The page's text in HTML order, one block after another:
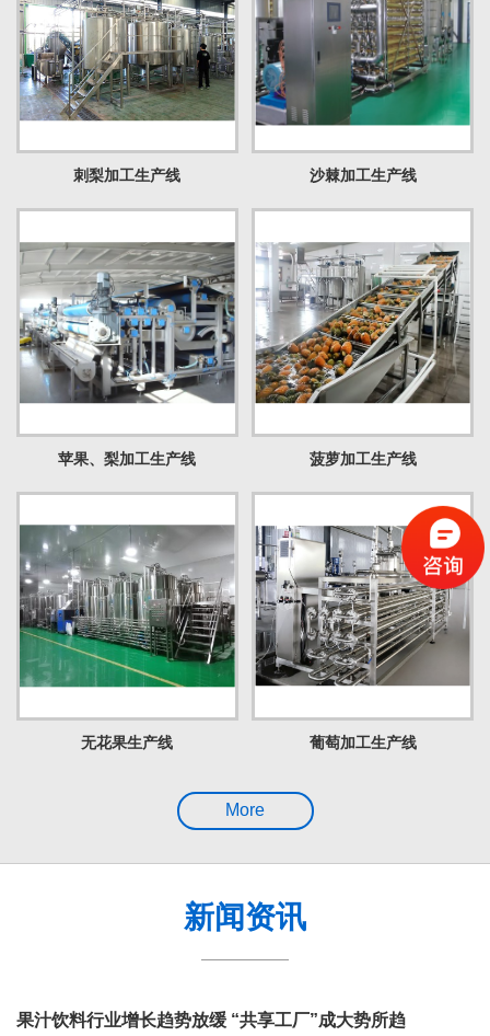
刺梨加工生产线 沙棘加工生产线
苹果、梨加工生产线 菠萝加工生产线
无花果生产线 葡萄加工生产线
More
新闻资讯
果汁饮料行业增长趋势放缓 “共享工厂”成大势所趋